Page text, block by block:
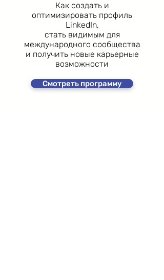
Как создать и
оптимизировать профиль
LinkedIn,
стать видимым для
международного сообщества
и получить новые карьерные
возможности
Смотреть программу